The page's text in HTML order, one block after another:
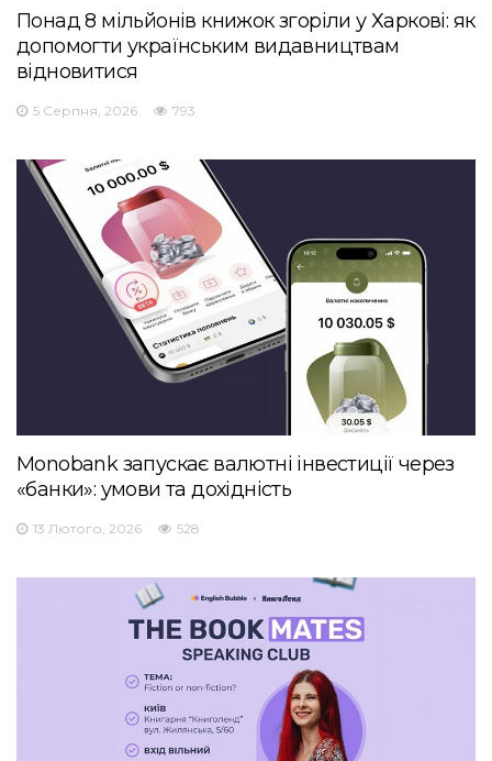
Понад 8 мільйонів книжок згоріли у Харкові: як
допомогти українським видавництвам
відновитися
5 Серпня, 2026 793
Monobank запускає валютні інвестиції через
«банки»: умови та дохідність
13 Лютого, 2026 528